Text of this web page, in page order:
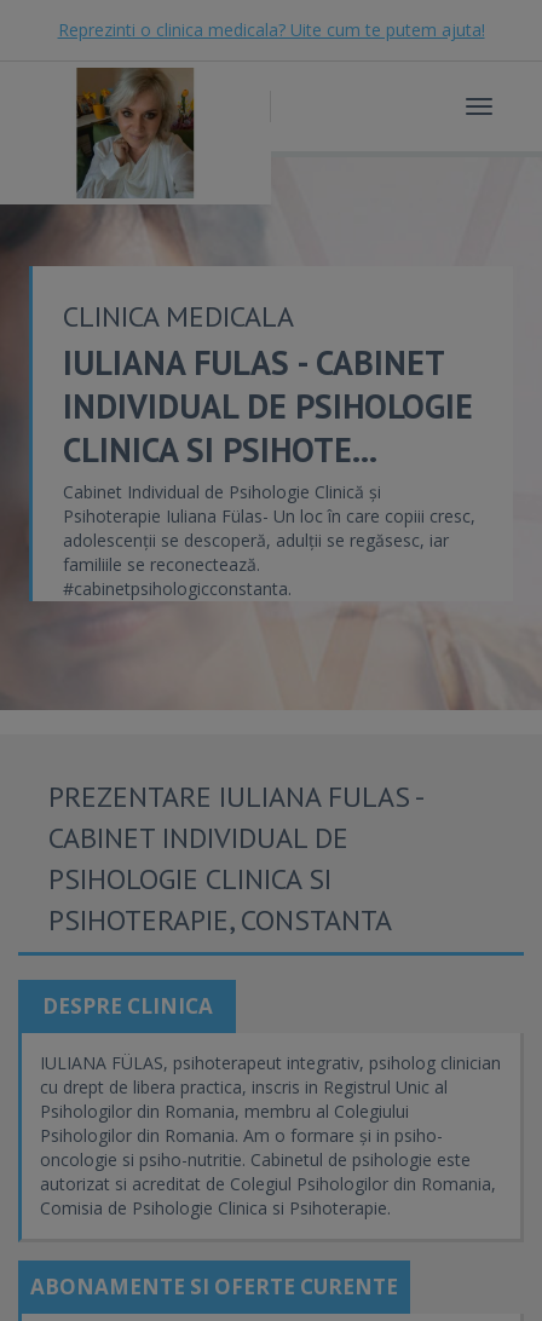
Reprezinti o clinica medicala? Uite cum te putem ajuta!
Toggle
CLINICA MEDICALA
IULIANA FULAS - CABINET
INDIVIDUAL DE PSIHOLOGIE
CLINICA SI PSIHOTE...
Cabinet Individual de Psihologie Clinică și
Psihoterapie Iuliana Fülas- Un loc în care copiii cresc,
adolescenții se descoperă, adulții se regăsesc, iar
familiile se reconectează.
#cabinetpsihologicconstanta.
PREZENTARE IULIANA FULAS -
CABINET INDIVIDUAL DE
PSIHOLOGIE CLINICA SI
PSIHOTERAPIE, CONSTANTA
DESPRE CLINICA
IULIANA FÜLAS, psihoterapeut integrativ, psiholog clinician
cu drept de libera practica, inscris in Registrul Unic al
Psihologilor din Romania, membru al Colegiului
Psihologilor din Romania. Am o formare și in psiho-
oncologie si psiho-nutritie. Cabinetul de psihologie este
autorizat si acreditat de Colegiul Psihologilor din Romania,
Comisia de Psihologie Clinica si Psihoterapie.
ABONAMENTE SI OFERTE CURENTE